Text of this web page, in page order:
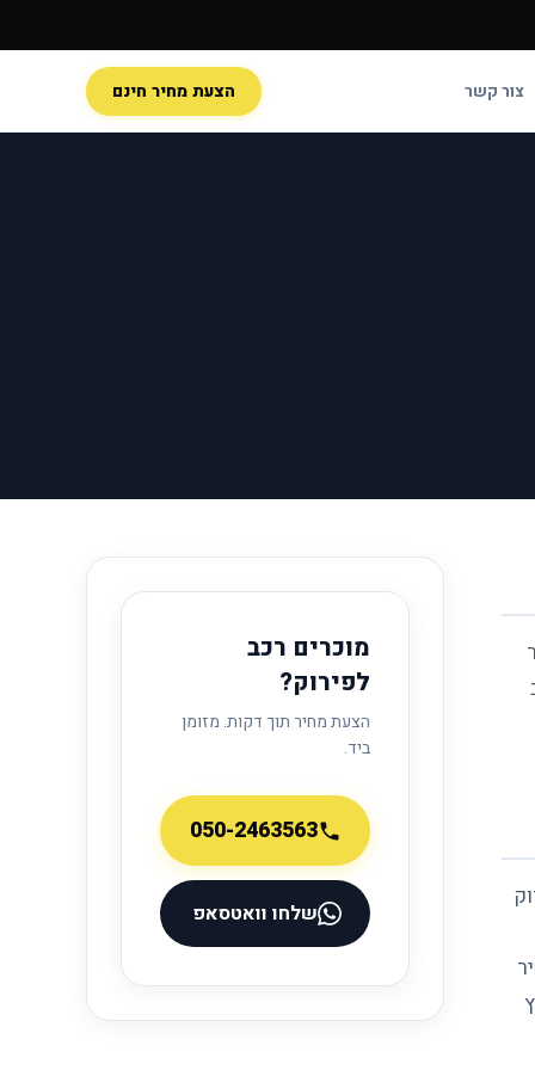
צור קשר הצעת מחיר חינם
מוכרים רכב
לפירוק?
הצעת מחיר תוך דקות. מזומן
ביד.
050-2463563
שלחו וואטסאפ